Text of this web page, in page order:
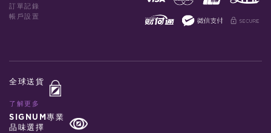
訂單記錄
帳戶設置
全球送貨
了解更多
SIGNUM專業
品味選擇